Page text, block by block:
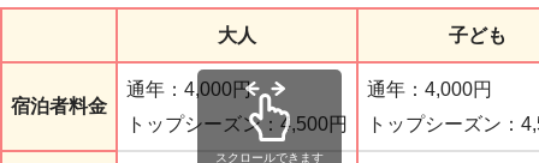
大人 子ども
宿泊者料金
通年：4,000円
トップシーズン：4,500円
通年：4,000円
トップシーズン：
スクロールできます